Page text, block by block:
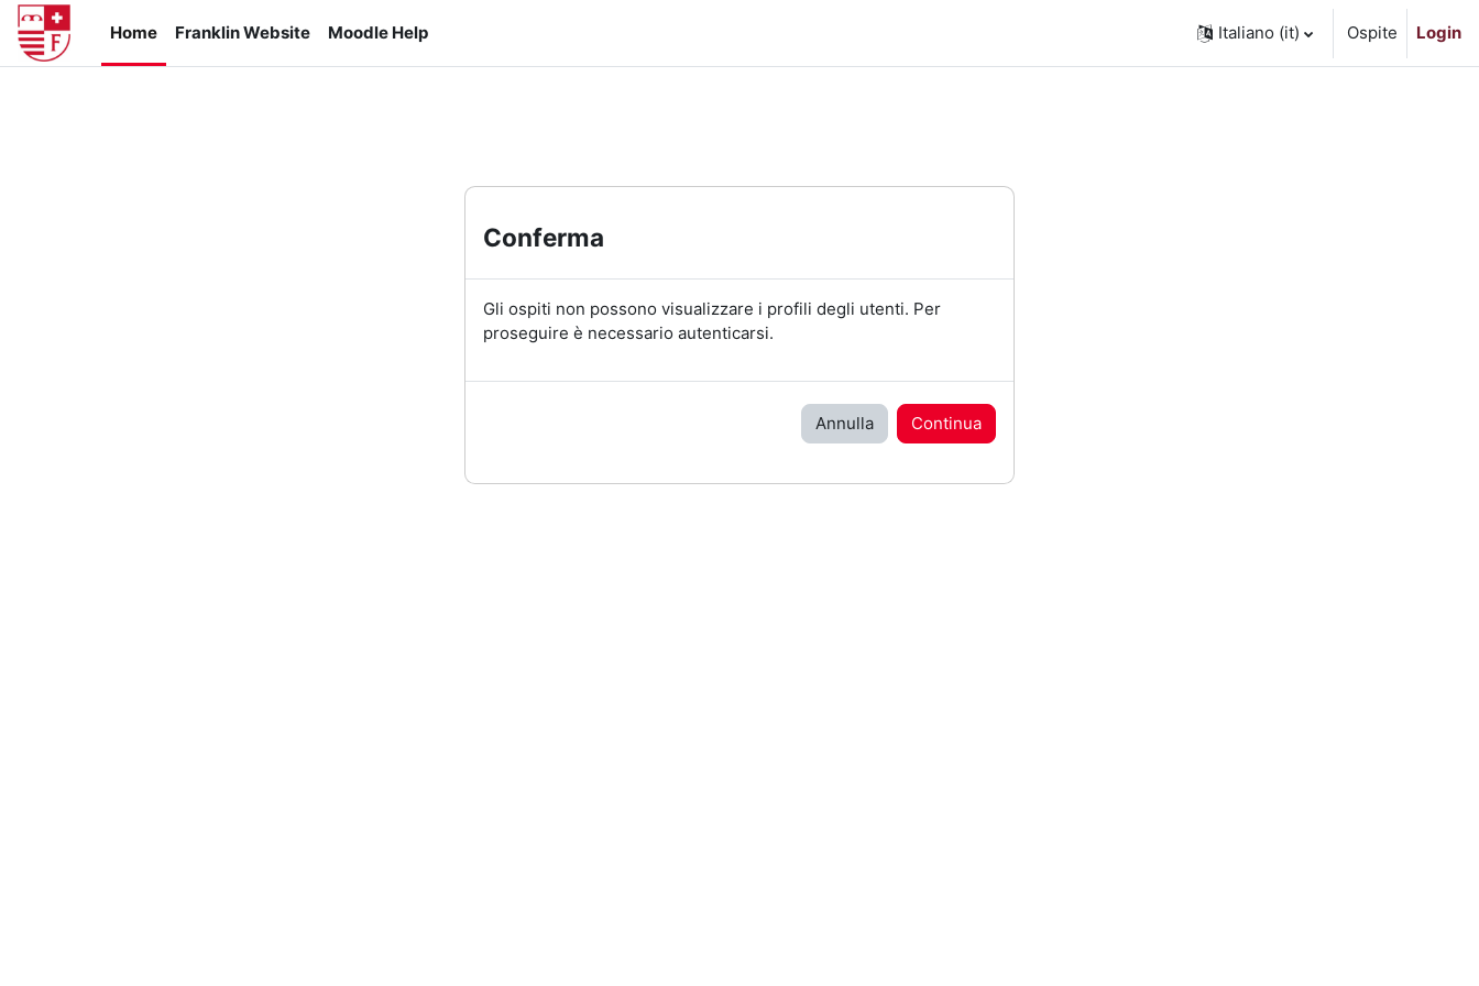
Vai al contenuto principale
Home
Franklin Website Moodle Help Italiano ‎(it)‎ Ospite Login
Conferma
Gli ospiti non possono visualizzare i profili degli utenti. Per
proseguire è necessario autenticarsi.
Annulla Continua